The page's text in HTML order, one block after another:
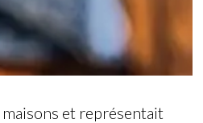
et représentait